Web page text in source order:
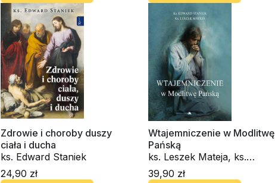
Zdrowie i choroby duszy
ciała i ducha
ks. Edward Staniek
24,90 zł
Wtajemniczenie w Modlitwę
Pańską
ks. Leszek Mateja, ks.
Edward Staniek
39,90 zł